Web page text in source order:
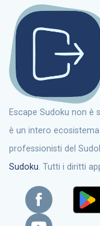
Escape Sudoku non è solo un sito per giocare a Sudoku online,
è un intero
professionisti del
Sudoku. Tutti i diritti